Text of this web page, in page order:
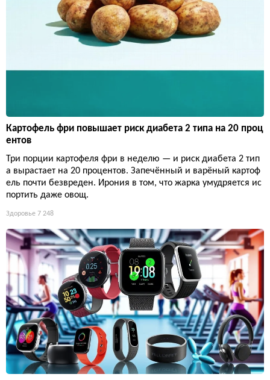
Картофель фри повышает риск диабета 2 типа на 20 проц
ентов
Три порции картофеля фри в неделю — и риск диабета 2 тип
а вырастает на 20 процентов. Запечённый и варёный картоф
ель почти безвреден. Ирония в том, что жарка умудряется ис
портить даже овощ.
Здоровье 7 248